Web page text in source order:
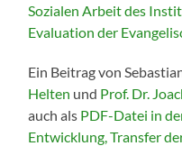
Sozialen Arbeit des
Evaluation der
Ein Beitrag von
Helten und Prof. Dr.
auch als PDF-Datei in
Entwicklung, Transfer